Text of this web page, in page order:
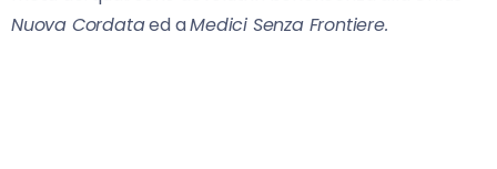
Nuova Cordataed aMedici Senza Frontiere.